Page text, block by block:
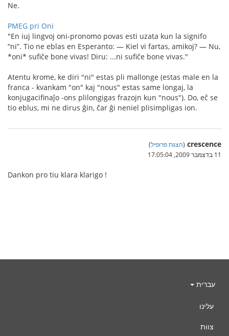
Ne.
PMEG pri Oni
"En iuj lingvoj oni-pronomo povas esti uzata kun la signifo
“ni”. Tio ne eblas en Esperanto: — Kiel vi fartas, amikoj? — Nu,
*oni* sufiĉe bone vivas! Diru: ...ni sufiĉe bone vivas."
Atentu krome, ke diri "ni" estas pli mallonge (estas male en la
franca - kvankam "on" kaj "nous" estas same longaj, la
konjugacifinaĵo -ons plilongigas frazojn kun "nous"). Do, eĉ se
tio eblus, mi ne dirus ĝin, ĉar ĝi neniel plisimpligas ion.
crescence
(הצגת פרופיל)
11 בדצמבר 2009, 17:05:04
Dankon pro tiu klara klarigo !
עברית
עלינו
צוות